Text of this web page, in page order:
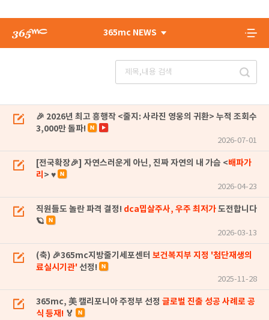
365mc NEWS
🎉 2026년 최고 흥행작 <줄지: 사라진 영웅의 귀환> 누적 조회수
3,000만 돌파!
2026-07-01
[전국확장🎉] 자연스러운게 아닌, 진짜 자연의 내 가슴 <배파가
리 > ♥
2026-04-23
직원들도 놀란 파격 결정! dca밉살주사, 우주 최저가도전합니다
🪐
2026-03-13
(축) 🎉365mc지방줄기세포센터 보건복지부 지정 '첨단재생의
료실시기관' 선정!
2025-11-28
365mc, 美 캘리포니아 주정부 선정 글로벌 진출 성공 사례로 공
식 등재! 🏅